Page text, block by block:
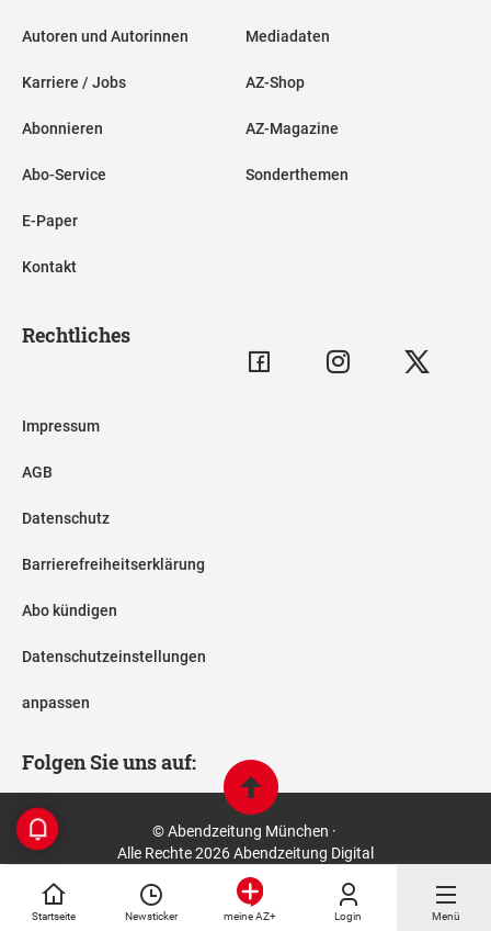
Startseite Newsticker meine AZ+ Login Menü
Autoren und Autorinnen
Karriere / Jobs
Abonnieren
Abo-Service
E-Paper
Kontakt
Mediadaten
AZ-Shop
AZ-Magazine
Sonderthemen
Rechtliches
Impressum
AGB
Datenschutz
Barrierefreiheitserklärung
Abo kündigen
Datenschutzeinstellungen
anpassen
Folgen Sie uns auf:
© Abendzeitung München ·
Alle Rechte 2026 Abendzeitung Digital